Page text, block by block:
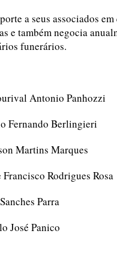
a seus associados
e também negocia
funerários.
Panhozzi
Berlingieri
Marques
Rodrigues Rosa
Parra
José Panico